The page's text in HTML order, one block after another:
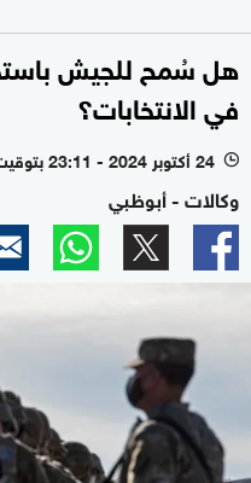
هل سُمح للجيش
في الانتخابات؟
l 24 أكتوبر 2024 - 23:11 بتوقيت أبوظبي
وكالات - أبوظبي